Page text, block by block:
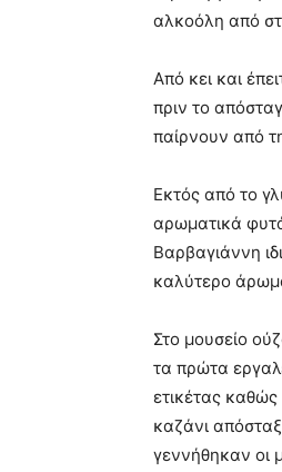
αλκοόλη από
Από κει και
πριν το
παίρνουν από
Εκτός από το
αρωματικά
Βαρβαγιάννη
καλύτερο
Στο μουσείο
τα πρώτα
ετικέτας
καζάνι
γεννήθηκαν οι